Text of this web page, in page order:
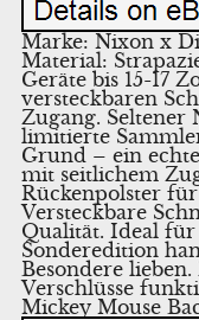
Marke: Nixon x
Material:
Geräte bis 15-17
versteckbaren
Zugang. Seltener
limitierte
Grund – ein
mit seitlichem
Rückenpolster
Versteckbare
Qualität. Ideal für
Sonderedition
Besondere
Verschlüsse
Mickey Mouse